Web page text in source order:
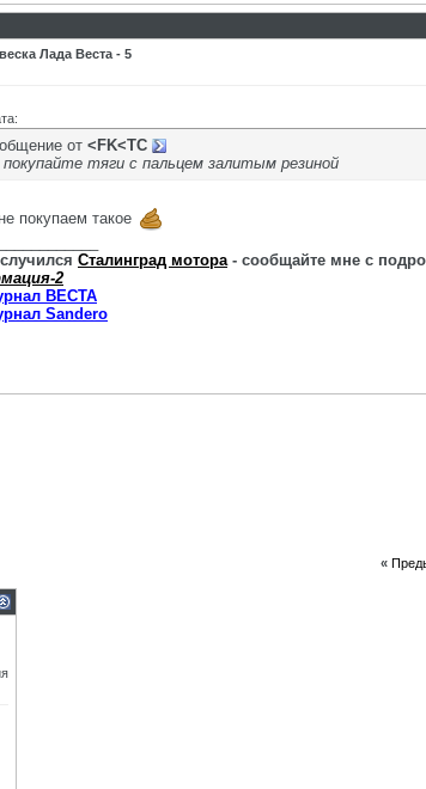
Лада Веста - 5
от <FK<TC
тяги с пальцем залитым резиной
покупаем такое
Сталинград мотора- сообщайте мне с
2
ВЕСТА
Sandero
«